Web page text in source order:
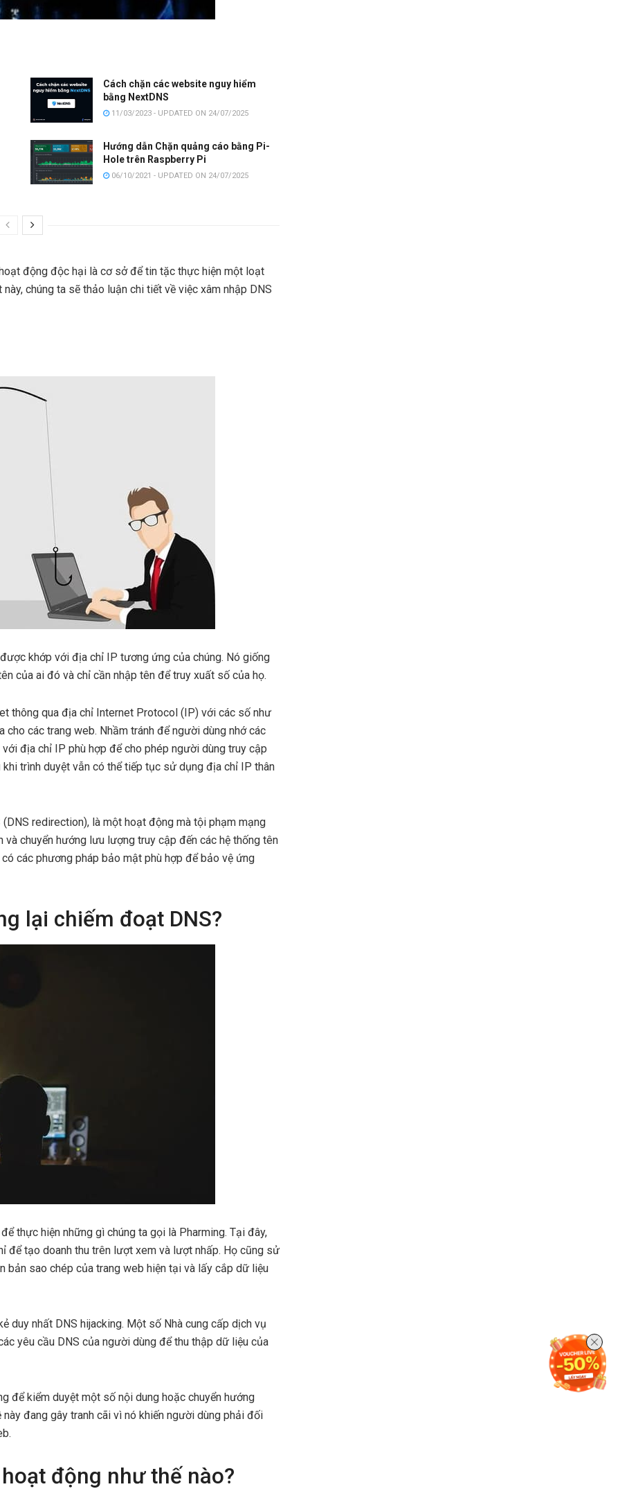
Cách chặn các website nguy hiểm
bằng NextDNS
11/03/2023 - UPDATED ON 24/07/2025
Hướng dẫn Chặn quảng cáo bằng Pi-
Hole trên Raspberry Pi
06/10/2021 - UPDATED ON 24/07/2025
động độc hại là cơ sở để tin tặc thực hiện một loạt
chúng ta sẽ thảo luận chi tiết về việc xâm nhập DNS
khớp với địa chỉ IP tương ứng của chúng. Nó giống
của ai đó và chỉ cần nhập tên để truy xuất số của họ.
thông qua địa chỉ Internet Protocol (IP) với các số như
các trang web. Nhầm tránh để người dùng nhớ các
địa chỉ IP phù hợp để cho phép người dùng truy cập
trình duyệt vẫn có thể tiếp tục sử dụng địa chỉ IP thân
redirection), là một hoạt động mà tội phạm mạng
chuyển hướng lưu lượng truy cập đến các hệ thống tên
các phương pháp bảo mật phù hợp để bảo vệ ứng
lại chiếm đoạt DNS?
thực hiện những gì chúng ta gọi là Pharming. Tại đây,
để tạo doanh thu trên lượt xem và lượt nhấp. Họ cũng sử
bản sao chép của trang web hiện tại và lấy cắp dữ liệu
duy nhất DNS hijacking. Một số Nhà cung cấp dịch vụ
yêu cầu DNS của người dùng để thu thập dữ liệu của
để kiểm duyệt một số nội dung hoặc chuyển hướng
đang gây tranh cãi vì nó khiến người dùng phải đối
động như thế nào?